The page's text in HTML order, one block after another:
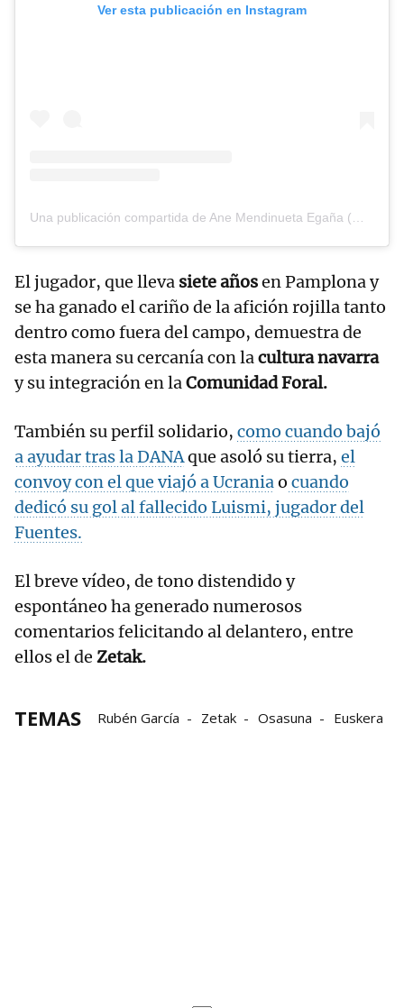
Ver esta publicación en Instagram
El jugador, que lleva siete añosen Pamplona y
se ha ganado el cariño de la afición rojilla tanto
dentro como fuera del campo, demuestra de
esta manera su cercanía con lacultura navarra
y su integración en laComunidad Foral.
También su perfil solidario, como cuando bajó
a ayudar tras la DANAque asoló su tierra, el
convoy con el que viajó a Ucraniao cuando
dedicó su gol al fallecido Luismi, jugador del
Fuentes.
El breve vídeo, de tono distendido y
espontáneo ha generado numerosos
comentarios felicitando al delantero, entre
ellos el de Zetak.
TEMAS Rubén García Zetak Osasuna Euskera